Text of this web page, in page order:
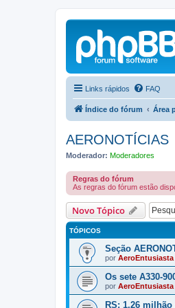
Links rápidos FAQ
Índice do fórum Área
AERONOTÍCIAS
Moderador: Moderadores
Regras do fórum
As regras do fórum estão
Novo Tópico
TÓPICOS
Seção
por AeroEntusiasta
Os sete A330-
por AeroEntusiasta
RS: 1,26